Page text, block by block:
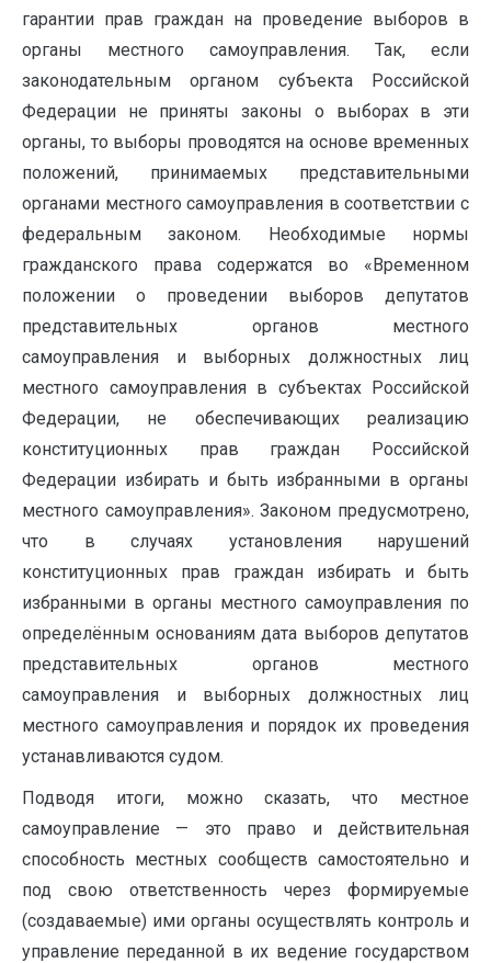
гарантии прав граждан на проведение выборов в
органы местного самоуправления. Так, если
законодательным органом субъекта Российской
Федерации не приняты законы о выборах в эти
органы, то выборы проводятся на основе временных
положений, принимаемых представительными
органами местного самоуправления в соответствии с
федеральным законом. Необходимые нормы
гражданского права содержатся во «Временном
положении о проведении выборов депутатов
представительных органов местного
самоуправления и выборных должностных лиц
местного самоуправления в субъектах Российской
Федерации, не обеспечивающих реализацию
конституционных прав граждан Российской
Федерации избирать и быть избранными в органы
местного самоуправления». Законом предусмотрено,
что в случаях установления нарушений
конституционных прав граждан избирать и быть
избранными в органы местного самоуправления по
определённым основаниям дата выборов депутатов
представительных органов местного
самоуправления и выборных должностных лиц
местного самоуправления и порядок их проведения
устанавливаются судом.
Подводя итоги, можно сказать, что местное
самоуправление — это право и действительная
способность местных сообществ самостоятельно и
под свою ответственность через формируемые
(создаваемые) ими органы осуществлять контроль и
управление переданной в их ведение государством